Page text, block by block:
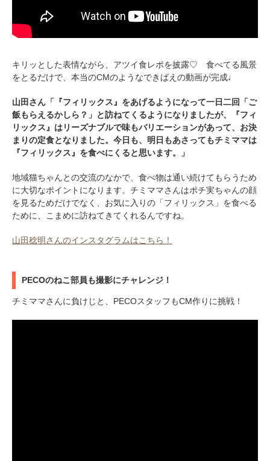
キリッとした表情ながら、アツイ食レポを披露♡ 食べてる風景
をとるだけで、本当のCMのようなできばえの動画が完成♩
山田さん「『フィリックス』をあげるようになって一日二回「ご
飯もらえるかしら？」と訪ねてくるようになりましたが、『フィ
リックス』はリーズナブルで味もバリエーションがあって、お決
まりの定食となりました。今日も、明日もあさってもチミママは
『フィリックス』を食べにくると思います。」
地域猫ちゃんとの交流のなかで、食べ物は通い続けてもらうため
に大切なポイントになります。チミママさんはポチ実ちゃんの顔
を見るためだけでなく、お気に入りの「フィリックス」を食べる
ために、こまめに訪ねてきてくれるんですね。
山田稔明さんのインスタグラムはこちら！
PECOのねこ部員も撮影にチャレンジ！
チミママさんに負けじと、PECOスタッフもCM作りに挑戦！
いぬ部をフォロー
ねこ部をフォロー
アプリをダウンロードする